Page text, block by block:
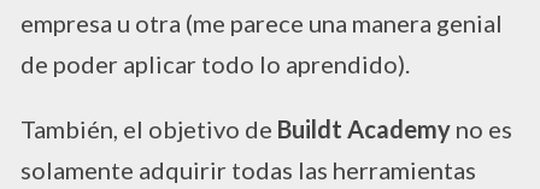
empresa u otra (me parece una manera genial
de poder aplicar todo lo aprendido).
También, el objetivo de Buildt Academy no es
solamente adquirir todas las herramientas